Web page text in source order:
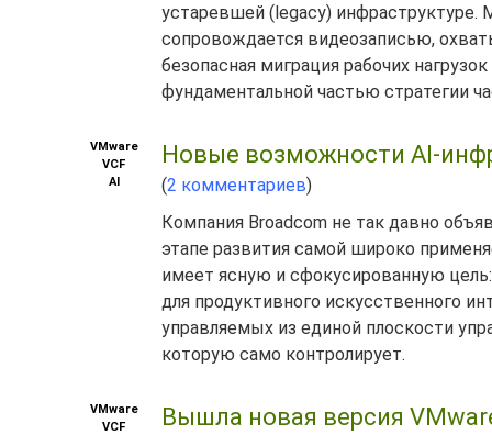
устаревшей (legacy) инфраструктуре.
сопровождается видеозаписью,
безопасная миграция рабочих
фундаментальной частью стратегии
VMware
VCF
AI
Новые возможности AI-
(2 комментариев)
Компания Broadcom не так давно
этапе развития самой широко
имеет ясную и сфокусированную
для продуктивного искусственного
управляемых из единой плоскости
которую само контролирует.
VMware
VCF
Вышла новая версия